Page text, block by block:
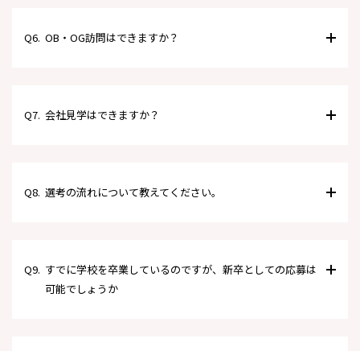
Q6. OB・OG訪問はできますか？
Q7. 会社見学はできますか？
Q8. 選考の流れについて教えてください。
Q9. すでに学校を卒業しているのですが、新卒としての応募は
可能でしょうか